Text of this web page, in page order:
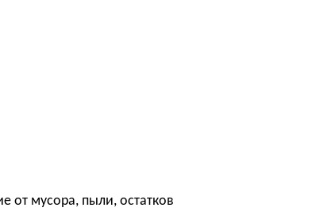
мусора, пыли, остатков